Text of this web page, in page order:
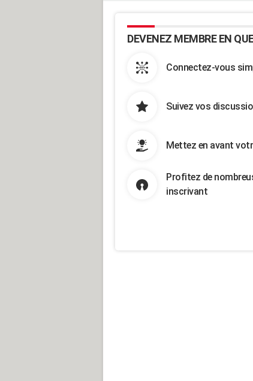
DEVENEZ MEMBRE EN
Connectez-vous
Suivez vos
Mettez en avant
Profitez de
inscrivant